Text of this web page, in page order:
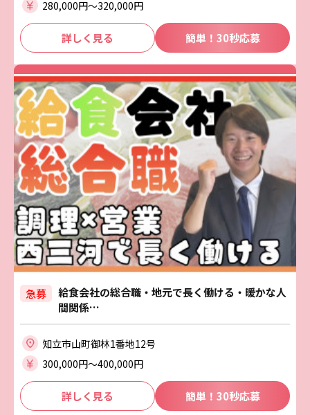
280,000円〜320,000円
詳しく見る 簡単！30秒応募
急募
給食会社の総合職・地元で長く働ける・暖かな人
間関係…
知立市山町御林1番地12号
300,000円〜400,000円
詳しく見る 簡単！30秒応募